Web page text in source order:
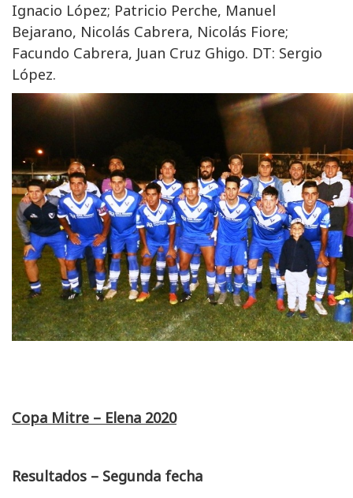
Ignacio López; Patricio Perche, Manuel
Bejarano, Nicolás Cabrera, Nicolás Fiore;
Facundo Cabrera, Juan Cruz Ghigo. DT: Sergio
López.
Copa Mitre – Elena 2020
Resultados – Segunda fecha